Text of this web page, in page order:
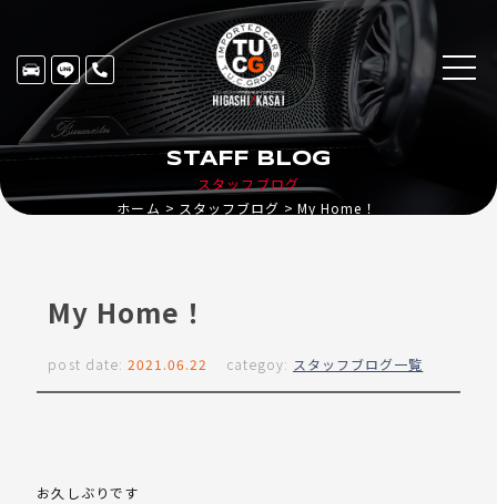
スタッフブログ
STAFF BLOG
ホーム スタッフブログ My Home！
My Home！
post date: 2021.06.22 categoy: スタッフブログ一覧
お久しぶりです